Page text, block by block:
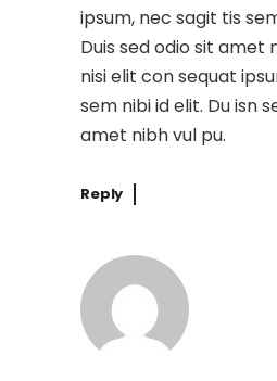
ipsum, nec sagit tis
Duis sed odio sit amet
nisi elit con sequat
sem nibi id elit. Du isn
amet nibh vul pu.
Reply